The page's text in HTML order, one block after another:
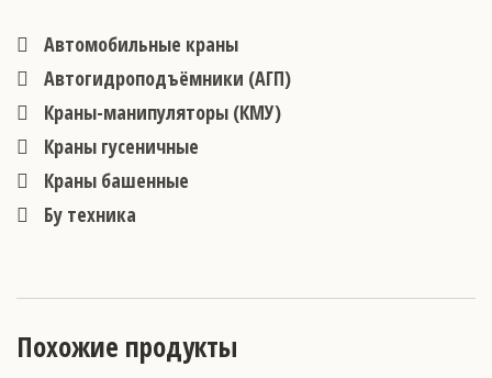
Автомобильные краны
Автогидроподъёмники (АГП)
Краны-манипуляторы (КМУ)
Краны гусеничные
Краны башенные
Бу техника
Похожие продукты